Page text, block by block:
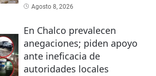
Agosto 8, 2026
En Chalco prevalecen
anegaciones; piden apoyo
ante ineficacia de
autoridades locales